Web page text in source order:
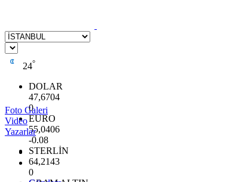
24°
DOLAR
47,6704
0
EURO
55,0406
-0.08
STERLİN
64,2143
0
Foto Galeri
Video
Yazarlar